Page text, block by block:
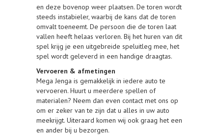
en deze bovenop weer plaatsen. De toren wordt
steeds instabieler, waarbij de kans dat de toren
omvalt toeneemt. De persoon die de toren laat
vallen heeft helaas verloren. Bij het huren van dit
spel krijg je een uitgebreide speluitleg mee, het
spel wordt geleverd in een handige draagtas.
Vervoeren & afmetingen
Mega Jenga is gemakkelijk in iedere auto te
vervoeren. Huurt u meerdere spellen of
materialen? Neem dan even contact met ons op
om er zeker van te zijn dat u alles in uw auto
meekrijgt. Uiteraard komen wij ook graag het een
en ander bij u bezorgen.